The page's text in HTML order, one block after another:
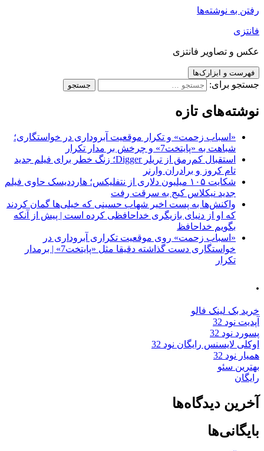
رفتن به نوشته‌ها
فانتزی
عکس و تصاویر فانتزی
فهرست و ابزارک‌ها
جستجو برای:
نوشته‌های تازه
«اسباب زحمت» و تکرار موقعیت آبروداری در خواستگاری؛
شباهت به «پایتخت7» و چرخش بر مدار تکرار
استقبال کم‌رمق از تریلر Digger؛ زنگ خطر برای فیلم جدید
تام کروز و برادران وارنر
شکایت ۱۰۵ میلیون دلاری از نتفلیکس؛ هارددیسک حاوی فیلم
جدید نیکلاس کیج به سرقت رفت
واکنش‌ها به پست اخیر شهاب حسینی که خیلی‌ها گمان کردند
که او از دنیای بازیگری خداحافظی کرده است | پیش از آنکه
بگویم خداحافظ
«اسباب زحمت» روی موقعیت تکراری آبروداری در
خواستگاری دست گذاشته دقیقا مثل «پایتخت7» | برمدار
تکرار
.
خرید بک لینک فالو
آپدیت نود 32
پسورد نود 32
اوکلی لایسنس رایگان نود 32
همیار نود 32
بهترین سئو
رایگان
آخرین دیدگاه‌ها
بایگانی‌ها